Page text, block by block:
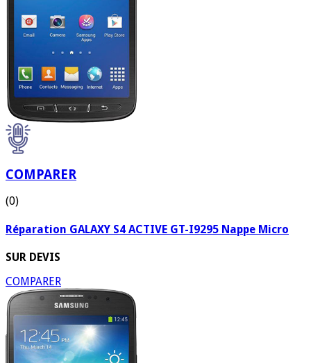
COMPARER
(0)
Réparation GALAXY S4 ACTIVE GT-I9295 Nappe Micro
SUR DEVIS
COMPARER